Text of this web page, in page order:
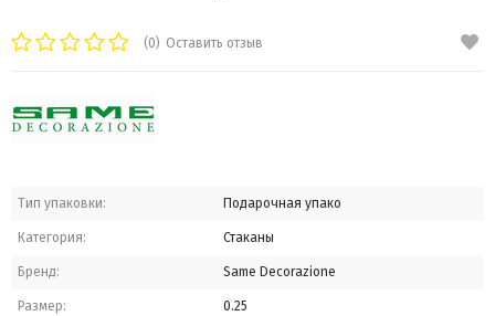
(0) Оставить отзыв
Тип упаковки: Подарочная упако
Категория: Стаканы
Бренд: Same Decorazione
Размер: 0.25